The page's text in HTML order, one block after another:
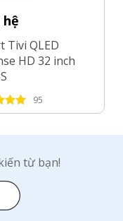
hệ
Tivi QLED
HD 32 inch
95
từ bạn!